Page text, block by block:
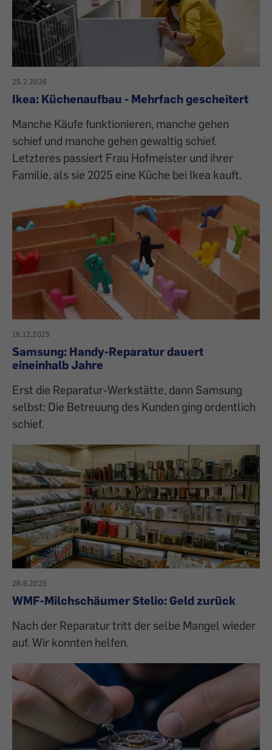
25.2.2026
Ikea: Küchenaufbau - Mehrfach gescheitert
Manche Käufe funktionieren, manche gehen
schief und manche gehen gewaltig schief.
Letzteres passiert Frau Hofmeister und ihrer
Familie, als sie 2025 eine Küche bei Ikea kauft.
18.12.2025
Samsung: Handy-Reparatur dauert
eineinhalb Jahre
Erst die Reparatur-Werkstätte, dann Samsung
selbst: Die Betreuung des Kunden ging ordentlich
schief.
26.6.2025
WMF-Milchschäumer Stelio: Geld zurück
Nach der Reparatur tritt der selbe Mangel wieder
auf. Wir konnten helfen.